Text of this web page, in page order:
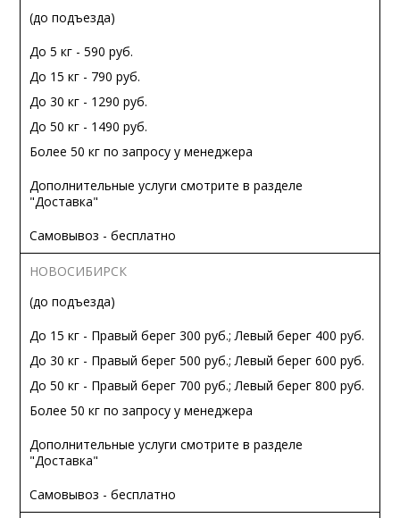
(до подъезда)
До 5 кг - 590 руб.
До 15 кг - 790 руб.
До 30 кг - 1290 руб.
До 50 кг - 1490 руб.
Более 50 кг по запросу у менеджера
Дополнительные услуги смотрите в разделе
"Доставка"
Самовывоз - бесплатно
НОВОСИБИРСК
(до подъезда)
До 15 кг - Правый берег 300 руб.; Левый берег 400 руб.
До 30 кг - Правый берег 500 руб.; Левый берег 600 руб.
До 50 кг - Правый берег 700 руб.; Левый берег 800 руб.
Более 50 кг по запросу у менеджера
Дополнительные услуги смотрите в разделе
"Доставка"
Самовывоз - бесплатно